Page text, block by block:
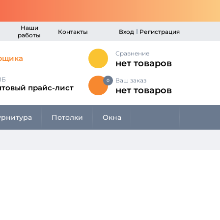
Наши
работы
Контакты Вход Регистрация
Сравнение
нет товаров
прайс-лист
0 Ваш заказ
нет товаров
Потолки Окна